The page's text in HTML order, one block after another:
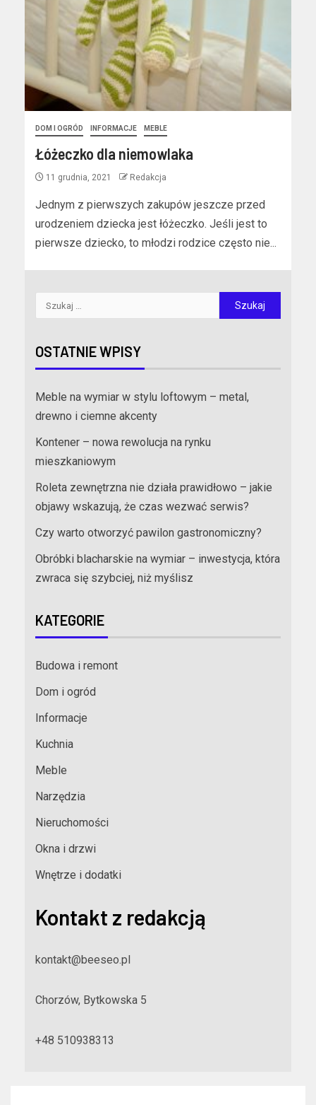
DOM I OGRÓD INFORMACJE MEBLE
Łóżeczko dla niemowlaka
11 grudnia, 2021 Redakcja
Jednym z pierwszych zakupów jeszcze przed
urodzeniem dziecka jest łóżeczko. Jeśli jest to
pierwsze dziecko, to młodzi rodzice często nie...
OSTATNIE WPISY
Meble na wymiar w stylu loftowym – metal,
drewno i ciemne akcenty
Kontener – nowa rewolucja na rynku
mieszkaniowym
Roleta zewnętrzna nie działa prawidłowo – jakie
objawy wskazują, że czas wezwać serwis?
Czy warto otworzyć pawilon gastronomiczny?
Obróbki blacharskie na wymiar – inwestycja, która
zwraca się szybciej, niż myślisz
KATEGORIE
Budowa i remont
Dom i ogród
Informacje
Kuchnia
Meble
Narzędzia
Nieruchomości
Okna i drzwi
Wnętrze i dodatki
Kontakt z redakcją
kontakt@beeseo.pl
Chorzów, Bytkowska 5
+48 510938313